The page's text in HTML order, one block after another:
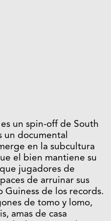
un spin-off de South
un documental
en la subcultura
el bien mantiene su
jugadores de
de arruinar sus
de los records.
de tomo y lomo,
amas de casa